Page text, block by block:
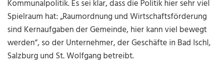
Kommunalpolitik. Es sei klar, dass die Politik hier sehr viel
Spielraum hat: „Raumordnung und Wirtschaftsförderung
sind Kernaufgaben der Gemeinde, hier kann viel bewegt
werden“, so der Unternehmer, der Geschäfte in Bad Ischl,
Salzburg und St. Wolfgang betreibt.